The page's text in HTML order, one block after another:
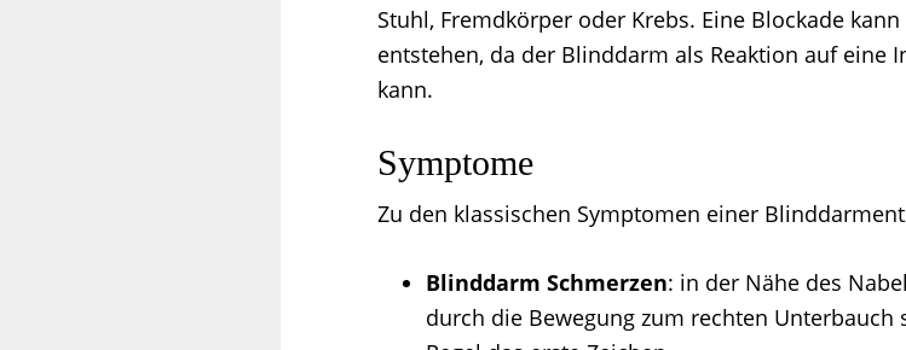
Stuhl, Fremdkörper oder Krebs. Eine Blockade
entstehen, da der Blinddarm als Reaktion auf eine
kann.
Symptome
Zu den klassischen Symptomen einer
Blinddarm Schmerzen: in der Nähe des
durch die Bewegung zum rechten